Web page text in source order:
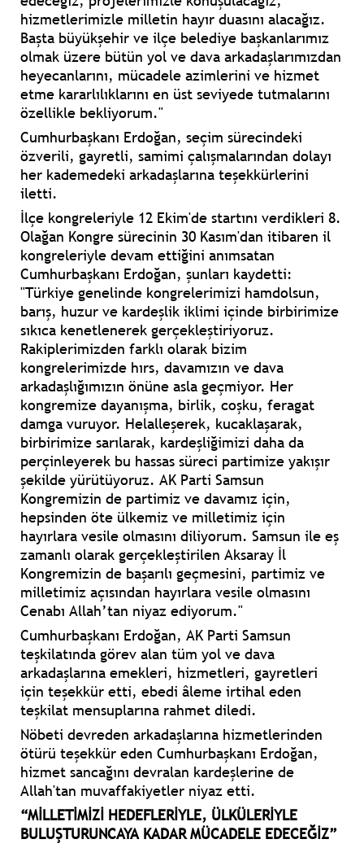
hizmetlerimizle milletin hayır duasını alacağız.
Başta büyükşehir ve ilçe belediye başkanlarımız
olmak üzere bütün yol ve dava arkadaşlarımızdan
heyecanlarını, mücadele azimlerini ve hizmet
etme kararlılıklarını en üst seviyede tutmalarını
özellikle bekliyorum."
Cumhurbaşkanı Erdoğan, seçim sürecindeki
özverili, gayretli, samimi çalışmalarından dolayı
her kademedeki arkadaşlarına teşekkürlerini
iletti.
İlçe kongreleriyle 12 Ekim'de startını verdikleri 8.
Olağan Kongre sürecinin 30 Kasım'dan itibaren il
kongreleriyle devam ettiğini anımsatan
Cumhurbaşkanı Erdoğan, şunları kaydetti:
"Türkiye genelinde kongrelerimizi hamdolsun,
barış, huzur ve kardeşlik iklimi içinde birbirimize
sıkıca kenetlenerek gerçekleştiriyoruz.
Rakiplerimizden farklı olarak bizim
kongrelerimizde hırs, davamızın ve dava
arkadaşlığımızın önüne asla geçmiyor. Her
kongremize dayanışma, birlik, coşku, feragat
damga vuruyor. Helalleşerek, kucaklaşarak,
birbirimize sarılarak, kardeşliğimizi daha da
perçinleyerek bu hassas süreci partimize yakışır
şekilde yürütüyoruz. AK Parti Samsun
Kongremizin de partimiz ve davamız için,
hepsinden öte ülkemiz ve milletimiz için
hayırlara vesile olmasını diliyorum. Samsun ile eş
zamanlı olarak gerçekleştirilen Aksaray İl
Kongremizin de başarılı geçmesini, partimiz ve
milletimiz açısından hayırlara vesile olmasını
Cenabı Allah’tan niyaz ediyorum."
Cumhurbaşkanı Erdoğan, AK Parti Samsun
teşkilatında görev alan tüm yol ve dava
arkadaşlarına emekleri, hizmetleri, gayretleri
için teşekkür etti, ebedi âleme irtihal eden
teşkilat mensuplarına rahmet diledi.
Nöbeti devreden arkadaşlarına hizmetlerinden
ötürü teşekkür eden Cumhurbaşkanı Erdoğan,
hizmet sancağını devralan kardeşlerine de
Allah'tan muvaffakiyetler niyaz etti.
“MİLLETİMİZİ HEDEFLERİYLE, ÜLKÜLERİYLE
BULUŞTURUNCAYA KADAR MÜCADELE EDECEĞİZ”